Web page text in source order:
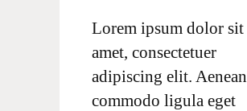
Lorem ipsum dolor sit
amet, consectetuer
adipiscing elit. Aenean
commodo ligula eget